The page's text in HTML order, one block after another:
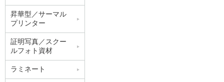
昇華型／サーマル
プリンター
証明写真／スクー
ルフォト資材
ラミネート